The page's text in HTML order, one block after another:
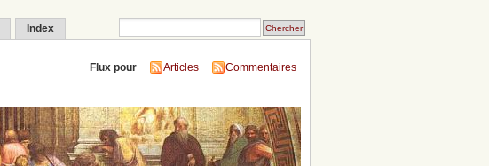
Index
Flux pour Articles Commentaires